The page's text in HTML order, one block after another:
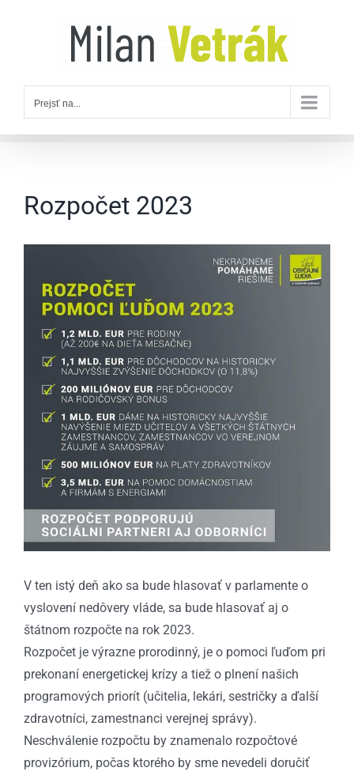
Prejsť na...
Rozpočet 2023
obrázok
V ten istý deň ako sa bude hlasovať v parlamente o
vyslovení nedôvery vláde, sa bude hlasovať aj o
štátnom rozpočte na rok 2023.
Rozpočet je výrazne prorodinný, je o pomoci ľuďom pri
prekonaní energetickej krízy a tiež o plnení našich
programových priorít (učitelia, lekári, sestričky a ďalší
zdravotníci, zamestnanci verejnej správy).
Neschválenie rozpočtu by znamenalo rozpočtové
provizórium, počas ktorého by sme nevedeli doručiť